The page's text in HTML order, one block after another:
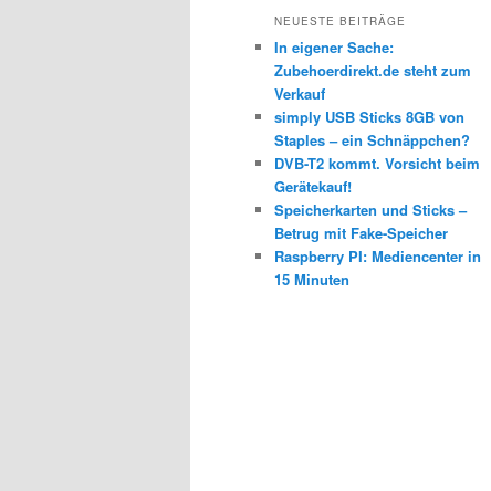
NEUESTE BEITRÄGE
In eigener Sache:
Zubehoerdirekt.de steht zum
Verkauf
simply USB Sticks 8GB von
Staples – ein Schnäppchen?
DVB-T2 kommt. Vorsicht beim
Gerätekauf!
Speicherkarten und Sticks –
Betrug mit Fake-Speicher
Raspberry PI: Mediencenter in
15 Minuten